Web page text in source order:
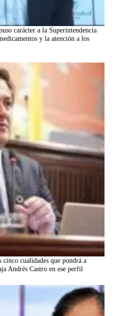
carácter a la Superintendencia
y la atención a los
cualidades que pondrá a
Andrés Castro en ese perfil